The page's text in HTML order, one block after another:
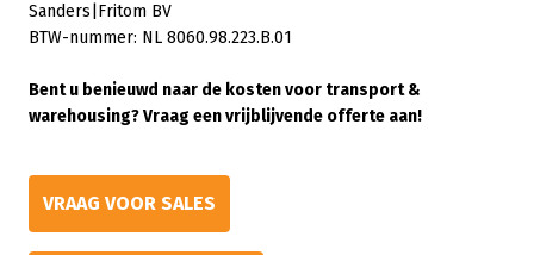
Sanders|Fritom BV
BTW-nummer: NL 8060.98.223.B.01
Bent u benieuwd naar de kosten voor transport &
warehousing? Vraag een vrijblijvende offerte aan!
VRAAG VOOR SALES